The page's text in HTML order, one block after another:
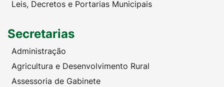
Leis, Decretos e Portarias Municipais
Secretarias
Administração
Agricultura e Desenvolvimento Rural
Assessoria de Gabinete